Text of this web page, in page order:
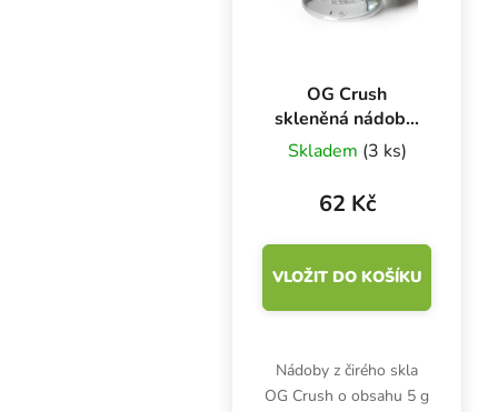
OG Crush
skleněná nádoba,
5 g
Skladem (3 ks)
62 Kč
VLOŽIT DO KOŠÍKU
Nádoby z čirého skla
OG Crush o obsahu 5 g